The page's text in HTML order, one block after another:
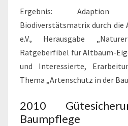
Ergebnis:
Biodiverstätsmatrix durch die
e.V., Herausgabe
Ratgeberfibel für Altbaum-
und Interessierte,
Thema „Artenschutz in der
2010
Baumpflege